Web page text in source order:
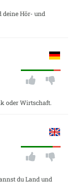
deine Hör- und
oder Wirtschaft.
du Land und